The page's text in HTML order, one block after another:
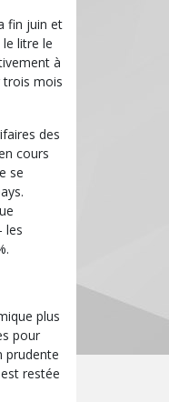
fin juin et
litre le
à
trois mois
des
cours
se
les
plus
pour
prudente
restée